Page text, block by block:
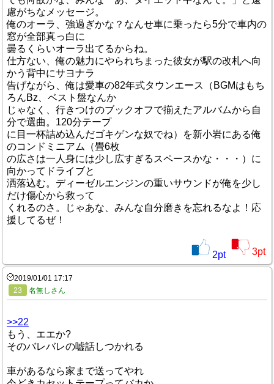
慮がちなメッセージ。
俺のオーラ、強過ぎかな？なんせ車に乗ったら5分で車内の
窓が全部真っ白に
曇るくらいオーラ出てるからね。
仕方ない、俺の魅力にやられちまった彼女が駅の改札へ向
かう背中にサヨナラ
告げながら、俺は愛車の82年式タウンエース（BGMはもち
ろんBz、ベスト盤なんか
じゃなく、行きつけのブックオフで揃えたアルバムから自
分で選曲。120分テープ
に目一杯詰め込んだゴキゲンな奴でね）を新小岩にある俺
のコンドミニアム（畳6枚
の広さは一人身には少し広すぎるスペースかな・・・）に
向かってドライブと
洒落込む。ディーゼルエンジンの重いサウンドが俺を少し
だけ傷心から救って
くれるのさ。じゃあな、みんな自分磨きを忘れるなよ！応
援してるぜ！
2pt 3pt
2019/01/01 17:17
23
名無しさん
>>22
もう、エエか?
そのバレバレの嘘話しつかれる
車があるなら家まで送ってやれ